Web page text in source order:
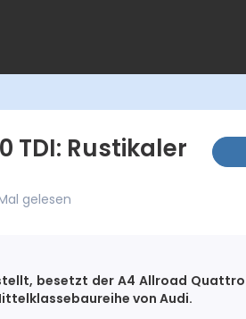
TDI: Rustikaler
Mal gelesen
besetzt der A4 Allroad Quattro
von Audi.